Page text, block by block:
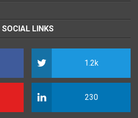
SOCIAL LINKS
1.2k
230